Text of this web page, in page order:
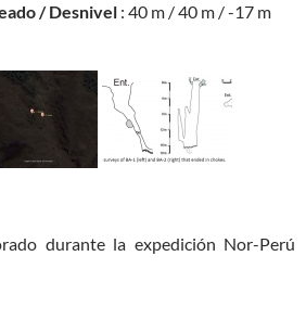
/ Desnivel : 40 m / 40 m / -17 m
durante la expedición Nor-Perú